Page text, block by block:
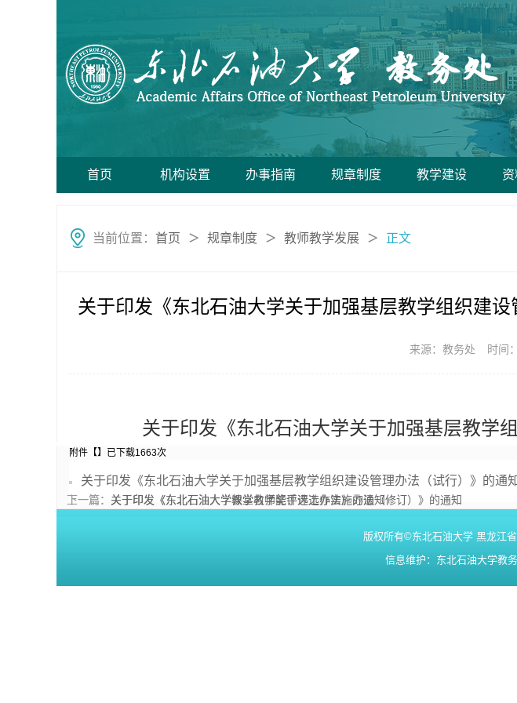
首页 机构设置 办事指南 规章制度 教学建设
当前位置： 首页 ＞ 规章制度 ＞ 教师教学发展 ＞ 正文
关于印发《东北石油大学关于加强基层教学组织建
来源：教务处 时间
关于印发《东北石油大学关于加强基层教学
附件【
关于印发《东北石油大学关于加强基层教学组织建设管理办法（试行）》的通
】已下载1663次
上一篇： 关于印发《东北石油大学教学名师奖评选工作实施办法（修订）》的通知
下一篇： 关于印发《东北石油大学课堂教学能手评选办法》的通知
版权所有©东北石油大学 黑龙江
信息维护：东北石油大学教